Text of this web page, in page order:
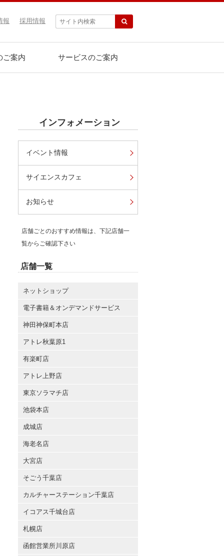
採用情報
報
ご案内 サービスのご案内
インフォメーション
イベント情報
サイエンスカフェ
お知らせ
店舗ごとのおすすめ情報は、下記店舗一
覧からご確認下さい
店舗一覧
ネットショップ
電子書籍＆オンデマンドサービス
神田神保町本店
アトレ秋葉原1
有楽町店
アトレ上野店
東京ソラマチ店
池袋本店
成城店
海老名店
大宮店
そごう千葉店
カルチャーステーション千葉店
イコアス千城台店
札幌店
函館営業所川原店